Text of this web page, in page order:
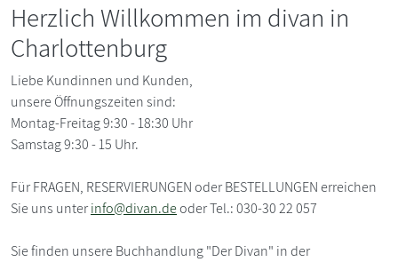
Herzlich Willkommen im divan in
Charlottenburg
Liebe Kundinnen und Kunden,
unsere Öffnungszeiten sind:
Montag-Freitag 9:30 - 18:30 Uhr
Samstag 9:30 - 15 Uhr.
Für FRAGEN, RESERVIERUNGEN oder BESTELLUNGEN erreichen
Sie uns unterinfo@divan.deoder Tel.: 030-30 22 057
Sie finden unsere Buchhandlung "Der Divan" in der